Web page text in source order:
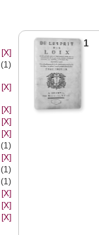
[X]
(1)
[X]
[X]
[X]
[X]
(1)
[X]
(1)
(1)
[X]
[X]
[X]
1